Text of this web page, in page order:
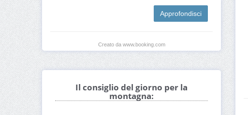
Approfondisci
Creato da www.booking.com
Il consiglio del giorno per la
montagna: